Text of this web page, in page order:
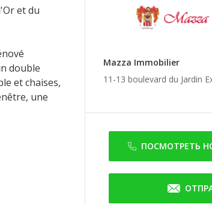
Mazza Immobilier
11-13 boulevard du Jardin
ПОСМОТРЕТЬ
et du
double
et chaises,
une
est